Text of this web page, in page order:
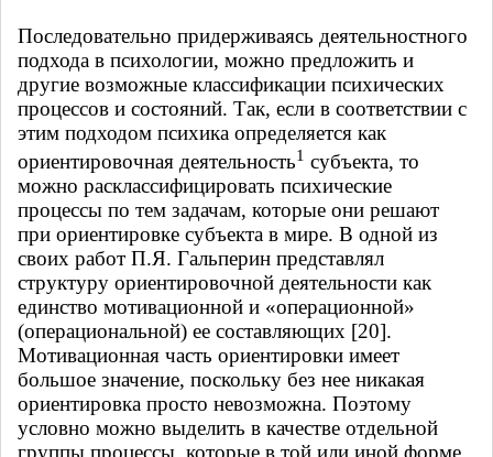
Последовательно придерживаясь деятельностного
подхода в психологии, можно предложить и
другие возможные классификации психических
процессов и состояний. Так, если в соответствии с
этим подходом психика определяется как
ориентировочная деятельность1 субъекта, то
можно расклассифицировать психические
процессы по тем задачам, которые они решают
при ориентировке субъекта в мире. В одной из
своих работ П.Я. Гальперин представлял
структуру ориентировочной деятельности как
единство мотивационной и «операционной»
(операциональной) ее составляющих [20].
Мотивационная часть ориентировки имеет
большое значение, поскольку без нее никакая
ориентировка просто невозможна. Поэтому
условно можно выделить в качестве отдельной
группы процессы, которые в той или иной форме